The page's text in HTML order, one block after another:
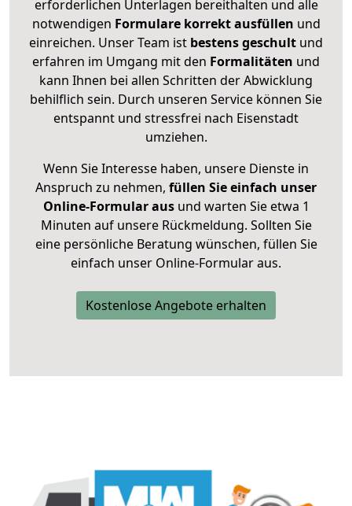
erforderlichen Unterlagen bereithalten und alle
notwendigen Formulare korrekt ausfüllen und
einreichen. Unser Team ist bestens geschult und
erfahren im Umgang mit den Formalitäten und
kann Ihnen bei allen Schritten der Abwicklung
behilflich sein. Durch unseren Service können Sie
entspannt und stressfrei nach Eisenstadt
umziehen.
Wenn Sie Interesse haben, unsere Dienste in
Anspruch zu nehmen, füllen Sie einfach unser
Online-Formular ausund warten Sie etwa 1
Minuten auf unsere Rückmeldung. Sollten Sie
eine persönliche Beratung wünschen, füllen Sie
einfach unser Online-Formular aus.
Kostenlose Angebote erhalten